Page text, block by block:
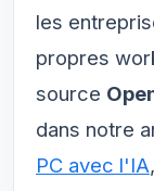
les
propres
source
dans notre
PC avec l'IA